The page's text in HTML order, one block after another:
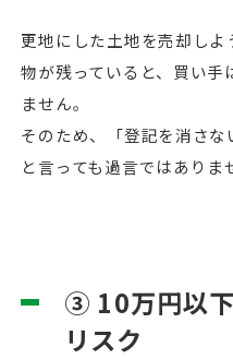
更地にした土地を売却し
物が残っていると、買い
ません。
そのため、「登記を消さな
と言っても過言ではありま
③ 10万円以
リスク